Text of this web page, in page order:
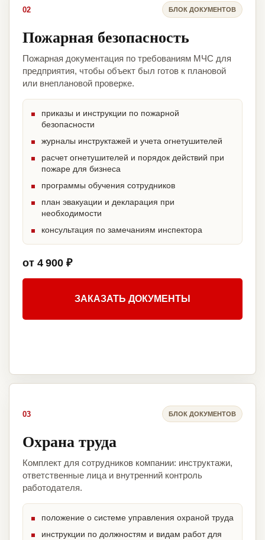
02 БЛОК ДОКУМЕНТОВ
Пожарная безопасность
Пожарная документация по требованиям МЧС для
предприятия, чтобы объект был готов к плановой
или внеплановой проверке.
приказы и инструкции по пожарной
безопасности
журналы инструктажей и учета огнетушителей
расчет огнетушителей и порядок действий при
пожаре для бизнеса
программы обучения сотрудников
план эвакуации и декларация при
необходимости
консультация по замечаниям инспектора
от 4 900 ₽
ЗАКАЗАТЬ ДОКУМЕНТЫ
03 БЛОК ДОКУМЕНТОВ
Охрана труда
Комплект для сотрудников компании: инструктажи,
ответственные лица и внутренний контроль
работодателя.
положение о системе управления охраной труда
инструкции по должностям и видам работ для